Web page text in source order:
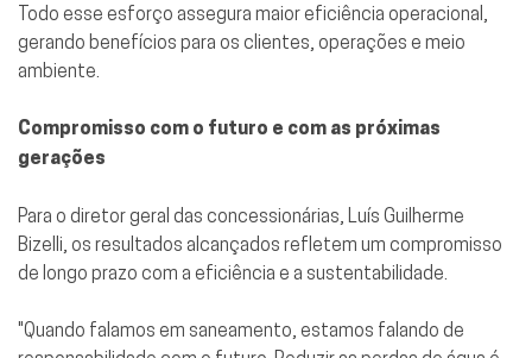
Todo esse esforço assegura maior eficiência operacional,
gerando benefícios para os clientes, operações e meio
ambiente.
Compromisso com o futuro e com as próximas
gerações
Para o diretor geral das concessionárias, Luís Guilherme
Bizelli, os resultados alcançados refletem um compromisso
de longo prazo com a eficiência e a sustentabilidade.
"Quando falamos em saneamento, estamos falando de